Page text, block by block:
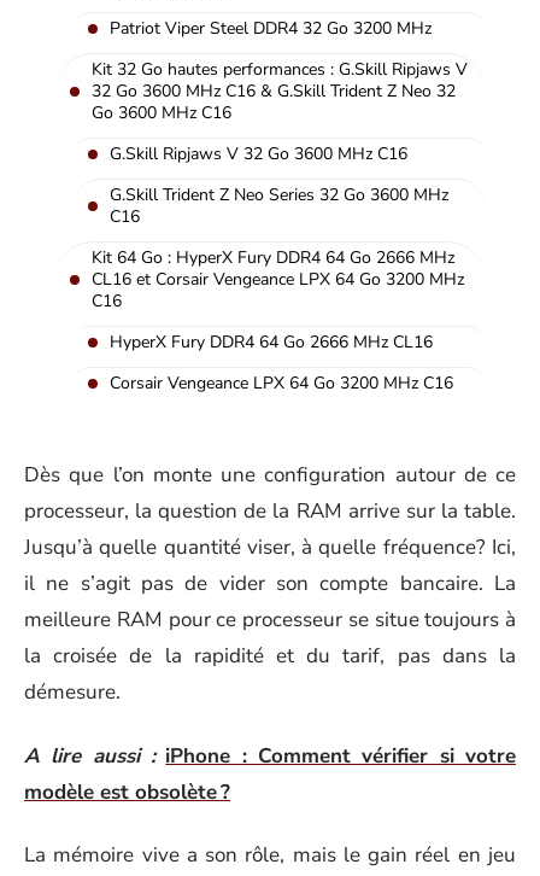
Patriot Viper Steel DDR4 32 Go 3200 MHz
Kit 32 Go hautes performances : G.Skill Ripjaws V
32 Go 3600 MHz C16 & G.Skill Trident Z Neo 32
Go 3600 MHz C16
G.Skill Ripjaws V 32 Go 3600 MHz C16
G.Skill Trident Z Neo Series 32 Go 3600 MHz
C16
Kit 64 Go : HyperX Fury DDR4 64 Go 2666 MHz
CL16 et Corsair Vengeance LPX 64 Go 3200 MHz
C16
HyperX Fury DDR4 64 Go 2666 MHz CL16
Corsair Vengeance LPX 64 Go 3200 MHz C16
Dès que l’on monte une configuration autour de ce
processeur, la question de la RAM arrive sur la table.
Jusqu’à quelle quantité viser, à quelle fréquence? Ici,
il ne s’agit pas de vider son compte bancaire. La
meilleure RAM pour ce processeur se situe toujours à
la croisée de la rapidité et du tarif, pas dans la
démesure.
A lire aussi : iPhone : Comment vérifier si votre
modèle est obsolète ?
La mémoire vive a son rôle, mais le gain réel en jeu